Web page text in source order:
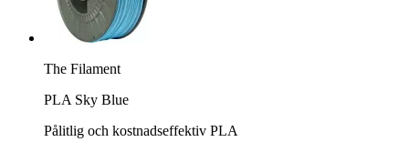
The Filament
PLA Sky Blue
Pålitlig och kostnadseffektiv PLA